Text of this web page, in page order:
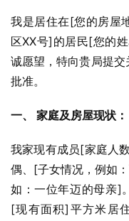
我是居住在[您的房屋
区XX号]的居民[您的
诚愿望，特向贵局提
批准。
一、 家庭及房屋现状：
我家现有成员[家庭人
偶、[子女情况，例如
如：一位年迈的母亲]
[现有面积]平方米居